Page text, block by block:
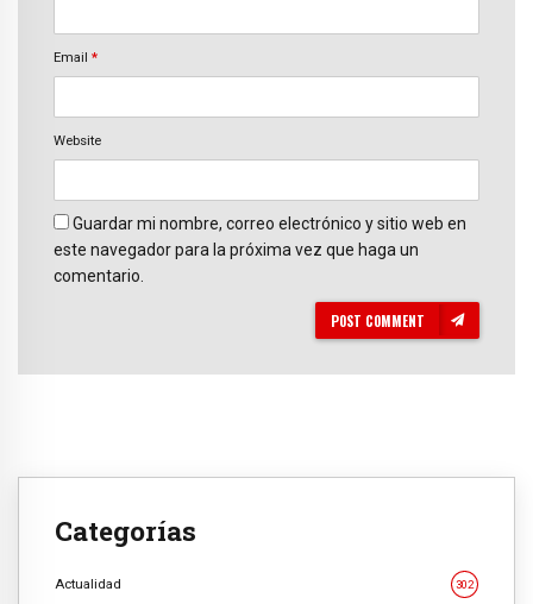
Email *
Website
Guardar mi nombre, correo electrónico y sitio web en
este navegador para la próxima vez que haga un
comentario.
POST COMMENT
Categorías
Actualidad 302